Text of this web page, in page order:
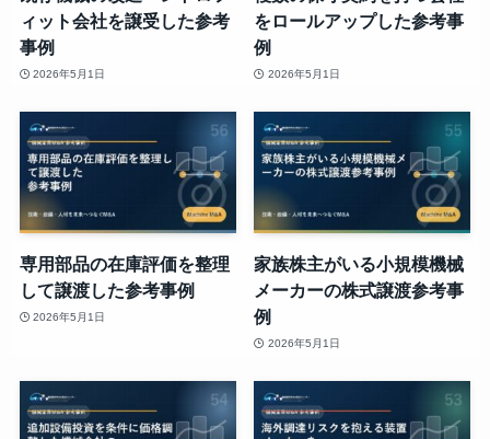
ィット会社を譲受した参考
事例
2026年5月1日
をロールアップした参考事
例
2026年5月1日
専用部品の在庫評価を整理
して譲渡した参考事例
2026年5月1日
家族株主がいる小規模機械
メーカーの株式譲渡参考事
例
2026年5月1日